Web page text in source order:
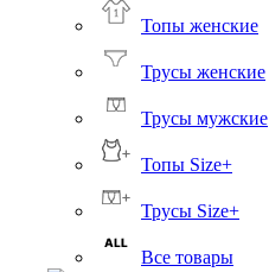
Топы женские
Трусы женские
Трусы мужские
Топы Size+
Трусы Size+
Все товары